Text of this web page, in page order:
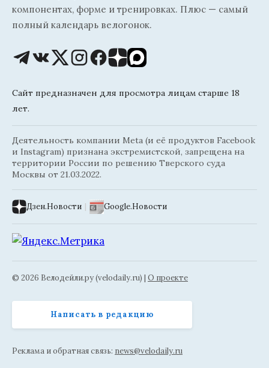
компонентах, форме и тренировках. Плюс — самый
полный календарь велогонок.
Сайт предназначен для просмотра лицам старше 18
лет.
Деятельность компании Meta (и её продуктов Facebook
и Instagram) признана экстремистской, запрещена на
территории России по решению Тверского суда
Москвы от 21.03.2022.
Дзен.Новости | Google.Новости
© 2026 Велодейли.ру (velodaily.ru) | О проекте
Написать в редакцию
Реклама и обратная связь: news@velodaily.ru